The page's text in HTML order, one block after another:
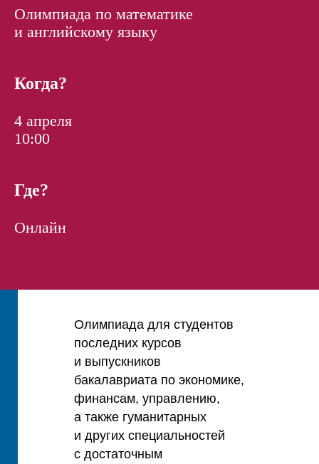
Олимпиада по математике
и английскому языку
Когда?
4 апреля
10:00
Где?
Онлайн
Олимпиада для студентов
последних курсов
и выпускников
бакалавриата по экономике,
финансам, управлению,
а также гуманитарных
и других специальностей
с достаточным